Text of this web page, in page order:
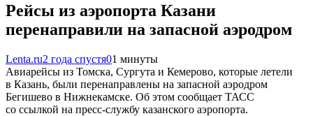
Рейсы из аэропорта Казани
перенаправили на запасной аэродром
Lenta.ru2 года спустя01 минуты
Авиарейсы из Томска, Сургута и Кемерово, которые летели
в Казань, были перенаправлены на запасной аэродром
Бегишево в Нижнекамске. Об этом сообщает ТАСС
со ссылкой на пресс-службу казанского аэропорта.